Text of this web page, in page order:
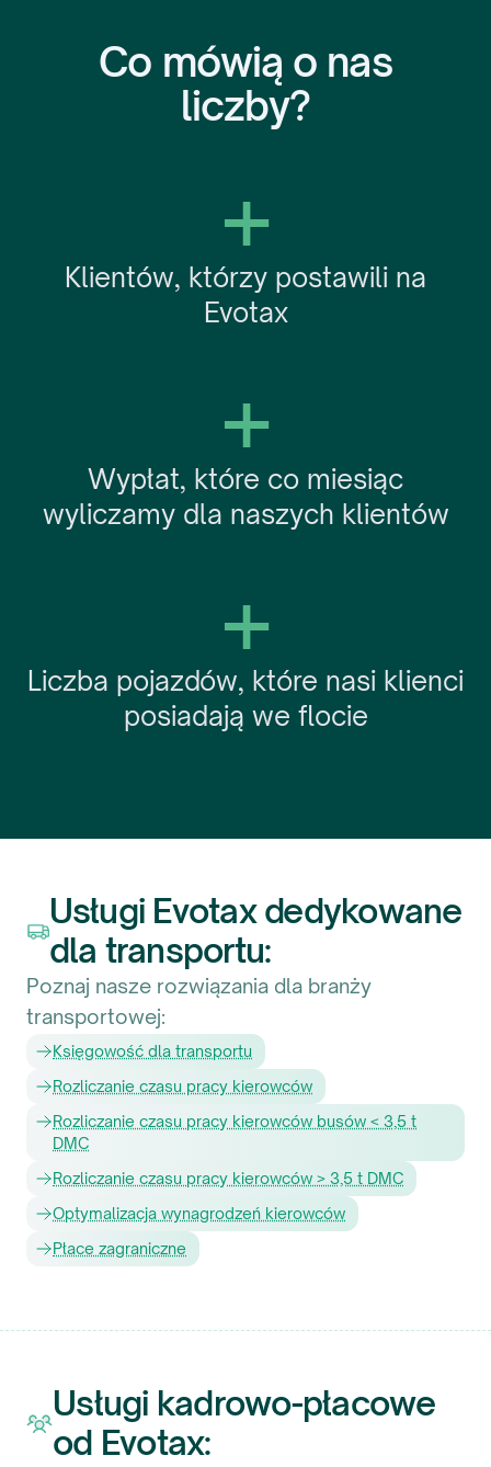
Co mówią o nas
liczby?
+
Klientów, którzy postawili na
Evotax
+
Wypłat, które co miesiąc
wyliczamy dla naszych klientów
+
Liczba pojazdów, które nasi klienci
posiadają we flocie
Usługi Evotax dedykowane
dla transportu:
Poznaj nasze rozwiązania dla branży
transportowej:
Księgowość dla transportu
Rozliczanie czasu pracy kierowców
Rozliczanie czasu pracy kierowców busów < 3,5 t
DMC
Rozliczanie czasu pracy kierowców > 3,5 t DMC
Optymalizacja wynagrodzeń kierowców
Płace zagraniczne
Usługi kadrowo-płacowe
od Evotax: